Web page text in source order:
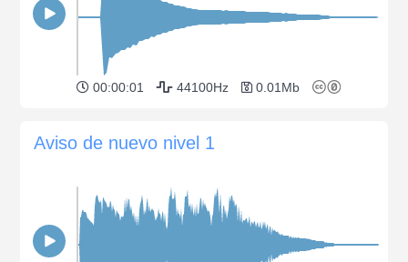
00:00:01 44100Hz 0.01Mb
Aviso de nuevo nivel 1